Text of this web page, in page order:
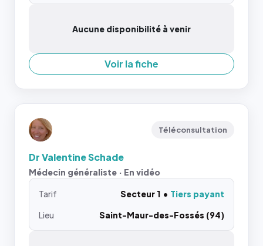
Aucune disponibilité à venir
Voir la fiche
Téléconsultation
Dr Valentine Schade
Médecin généraliste · En vidéo
Tarif Secteur 1
Tiers payant
Lieu
Saint-Maur-des-Fossés (94)